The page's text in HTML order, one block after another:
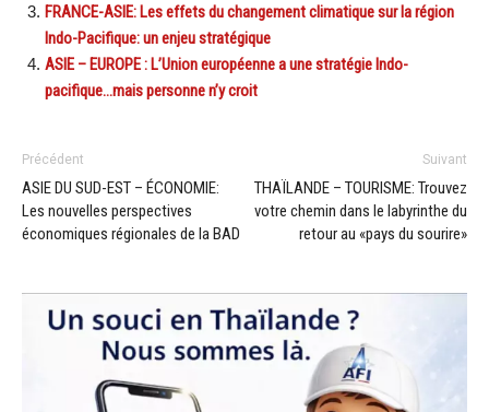
FRANCE-ASIE: Les effets du changement climatique sur la région
Indo-Pacifique: un enjeu stratégique
ASIE – EUROPE : L’Union européenne a une stratégie Indo-
pacifique…mais personne n’y croit
Précédent
ASIE DU SUD-EST – ÉCONOMIE:
Les nouvelles perspectives
économiques régionales de la BAD
Suivant
THAÏLANDE – TOURISME: Trouvez
votre chemin dans le labyrinthe du
retour au «pays du sourire»